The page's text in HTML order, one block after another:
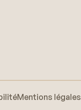
Mentions légales